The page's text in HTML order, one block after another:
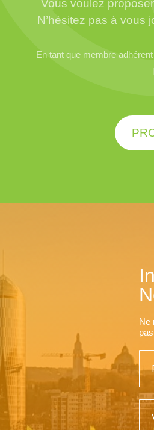
Vous voulez
N’hésitez pas à vous
En tant que membre
Ne